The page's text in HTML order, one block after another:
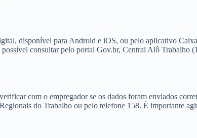
disponível para Android e iOS, ou pelo aplicativo
consultar pelo portal Gov.br, Central Alô Trabalho
com o empregador se os dados foram enviados
do Trabalho ou pelo telefone 158. É importante